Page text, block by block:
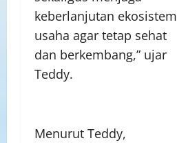
keberlanjutan ekosistem
usaha agar tetap sehat
dan berkembang,” ujar
Teddy.
Menurut Teddy,